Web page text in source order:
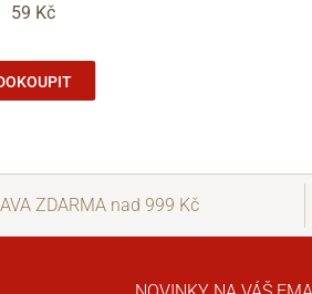
59 Kč
ZDARMA nad 999 Kč